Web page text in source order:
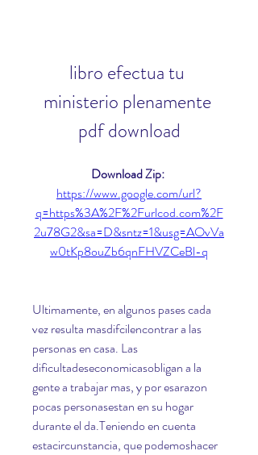
libro efectua tu
ministerio plenamente
pdf download
https://www.google.com/url?
q=https%3A%2F%2Furlcod.com%2F
2u78G2&sa=D&sntz=1&usg=AOvVa
w0tKp8ouZb6qnFHVZCeBl-q
Ultimamente, en algunos pases cada
vez resulta masdifcilencontrar a las
personas en casa. Las
dificultadeseconomicasobligan a la
gente a trabajar mas, y por esarazon
pocas personasestan en su hogar
durante el da.Teniendo en cuenta
estacircunstancia, que podemoshacer